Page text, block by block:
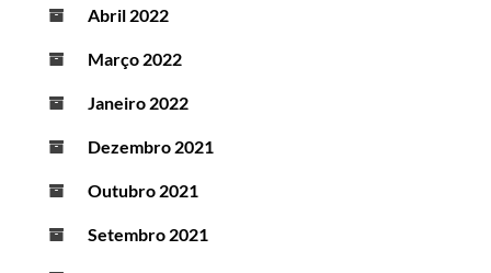
Abril 2022
Março 2022
Janeiro 2022
Dezembro 2021
Outubro 2021
Setembro 2021